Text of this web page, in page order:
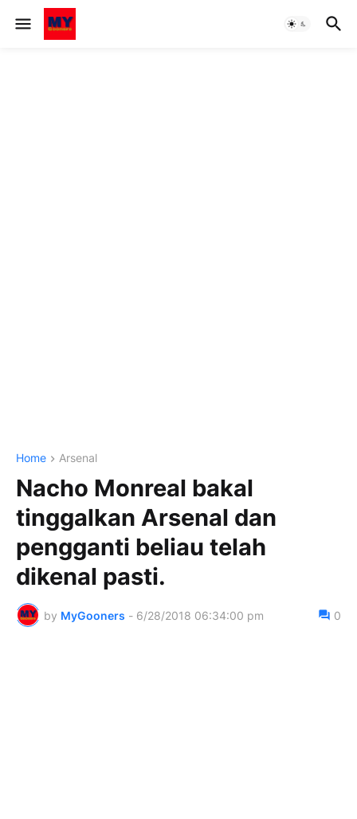
Home Arsenal
Nacho Monreal bakal
tinggalkan Arsenal dan
pengganti beliau telah
dikenal pasti.
by MyGooners - 6/28/2018 06:34:00 pm 0